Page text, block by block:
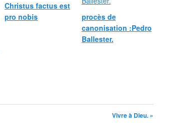
Christus factus est
pro nobis
procès de
canonisation :Pedro
Ballester.
Vivre à Dieu. »